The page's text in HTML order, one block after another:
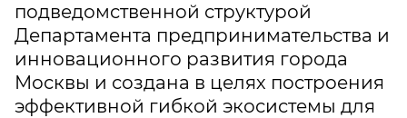
подведомственной структурой
Департамента предпринимательства и
инновационного развития города
Москвы и создана в целях построения
эффективной гибкой экосистемы для